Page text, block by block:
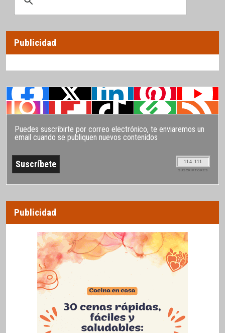
Publicidad
Puedes suscribirte por correo electrónico, te enviaremos un
email cuando se publiquen nuevos contenidos
114.111
SUSCRIPTORES
Publicidad